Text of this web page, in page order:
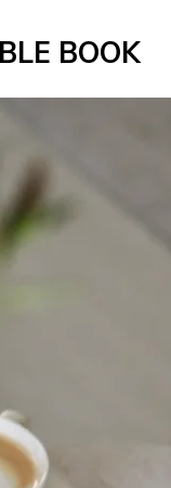
BOOK